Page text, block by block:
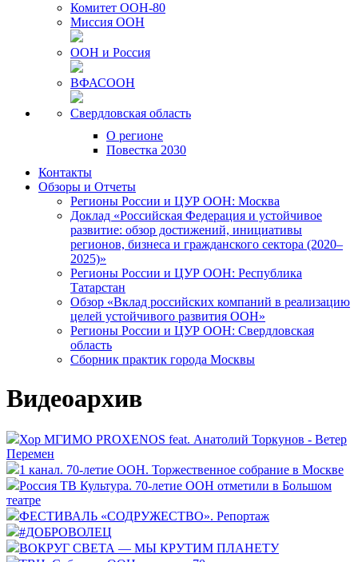
Комитет ООН-80
Миссия ООН
ООН и Россия
ВФАСООН
Свердловская область
О регионе
Повестка 2030
Контакты
Обзоры и Отчеты
Регионы России и ЦУР ООН: Москва
Доклад «Российская Федерация и устойчивое
развитие: обзор достижений, инициативы
регионов, бизнеса и гражданского сектора (2020–
2025)»
Регионы России и ЦУР ООН: Республика
Татарстан
Обзор «Вклад российских компаний в реализацию
целей устойчивого развития ООН»
Регионы России и ЦУР ООН: Свердловская
область
Сборник практик города Москвы
Видеоархив
Хор МГИМО PROXENOS feat. Анатолий Торкунов - Ветер
Перемен
1 канал. 70-летие ООН. Торжественное собрание в Москве
Россия ТВ Культура. 70-летие ООН отметили в Большом
театре
ФЕСТИВАЛЬ «СОДРУЖЕСТВО». Репортаж
#ДОБРОВОЛЕЦ
ВОКРУГ СВЕТА — МЫ КРУТИМ ПЛАНЕТУ